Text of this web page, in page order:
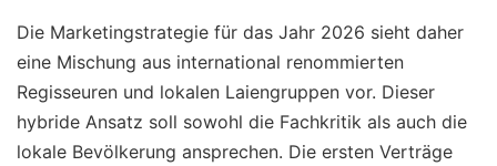
Die Marketingstrategie für das Jahr 2026 sieht daher
eine Mischung aus international renommierten
Regisseuren und lokalen Laiengruppen vor. Dieser
hybride Ansatz soll sowohl die Fachkritik als auch die
lokale Bevölkerung ansprechen. Die ersten Verträge